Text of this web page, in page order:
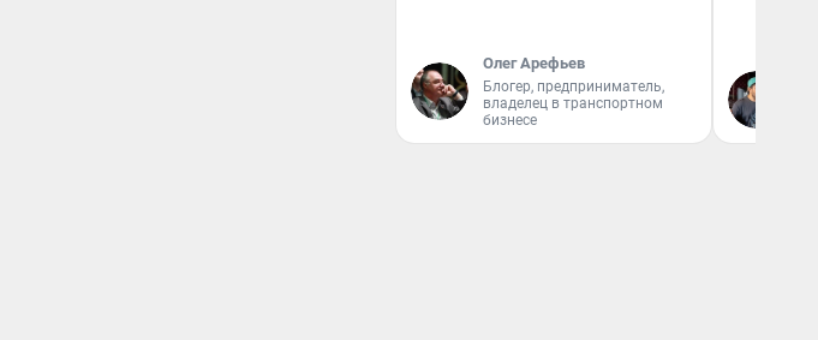
Олег Арефьев
Блогер, предприниматель,
владелец в транспортном
бизнесе